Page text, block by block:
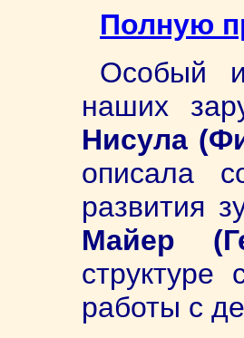
Полную
Особый
наших
Нисула
описала
развития
Майер
структуре
работы с